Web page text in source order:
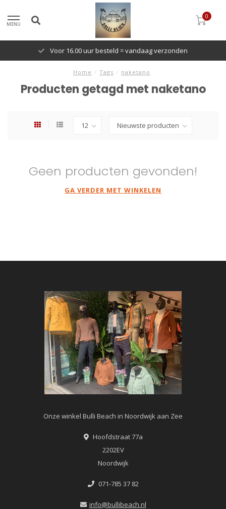
MENU
0
Voor 16.00 uur besteld = vandaag verzonden
Home / Tags / naketano
Producten getagd met naketano
Geen producten gevonden!
GA VERDER MET WINKELEN
Onze winkel Bulli Beach in Noordwijk aan Zee
Hoofdstraat 77a
2202EV
Noordwijk
071-785 37 82
info@bullibeach.nl